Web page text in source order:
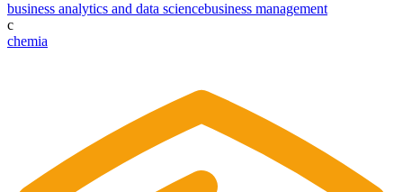
business analytics and data sciencebusiness management
c
chemia